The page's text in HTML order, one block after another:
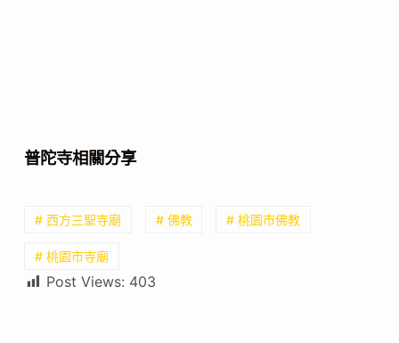
普陀寺相關分享
# 西方三聖寺廟 # 佛教 # 桃園市佛教
# 桃園市寺廟
Post Views: 403